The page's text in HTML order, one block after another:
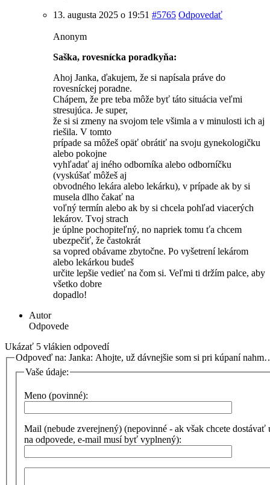
13. augusta 2025 o 19:51 #5765 Odpovedať
Anonym
Saška, rovesnícka poradkyňa:
Ahoj Janka, ďakujem, že si napísala práve do
rovesníckej poradne.
Chápem, že pre teba môže byť táto situácia veľmi
stresujúca. Je super,
že si si zmeny na svojom tele všimla a v minulosti ich aj
riešila. V tomto
prípade sa môžeš opäť obrátiť na svoju gynekologičku
alebo pokojne
vyhľadať aj iného odborníka alebo odborníčku
(vyskúšať môžeš aj
obvodného lekára alebo lekárku), v prípade ak by si
musela dlho čakať na
voľný termín alebo ak by si chcela pohľad viacerých
lekárov. Tvoj strach
je úplne pochopiteľný, no napriek tomu ťa chcem
ubezpečiť, že častokrát
sa vopred obávame zbytočne. Po vyšetrení lekárom
alebo lekárkou budeš
určite lepšie vedieť na čom si. Veľmi ti držím palce, aby
všetko dobre
dopadlo!
Autor
Odpovede
Ukázať 5 vlákien odpovedí
Odpoveď na: Janka: Ahojte, už dávnejšie som si pri kúpaní
Vaše údaje:
Meno (povinné):
Mail (nebude zverejnený) (nepovinné - ak však chcete dostávať
na odpovede, e-mail musí byť vyplnený):